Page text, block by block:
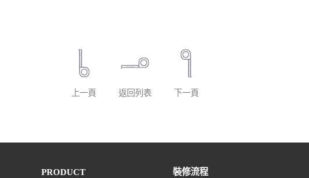
上一頁 返回列表 下一頁
PRODUCT 裝修流程